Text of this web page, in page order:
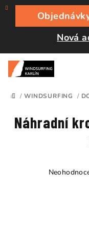
Přejít
obsah
Nová
DOMŮ
/ WINDSURFING /
Náhradní
Průměrné